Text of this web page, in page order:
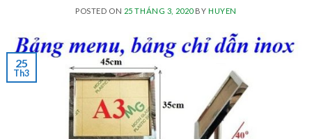
POSTED ON 25 THÁNG 3, 2020BY HUYEN
25
Th3